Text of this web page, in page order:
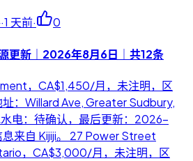
·1 天前· 0
更新｜2026年8月6日｜共12条
，CA$1,450/月，未注明，区
：Willard Ave, Greater Sudbury,
电：待确认，最后更新：2026-
来自 Kijiji。 27 Power Street
，CA$3,000/月，未注明，区